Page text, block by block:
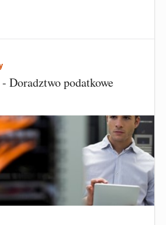
Doradztwo podatkowe